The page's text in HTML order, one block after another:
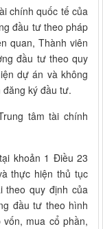
chính quốc tế của
đầu tư theo pháp
quan, Thành viên
đầu tư theo quy
dự án và không
ký đầu tư.
tâm tài chính
khoản 1 Điều 23
thực hiện thủ tục
theo quy định của
đầu tư theo hình
mua cổ phần,